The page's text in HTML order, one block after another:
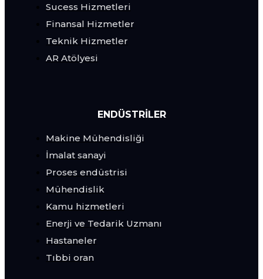
Sucess Hizmetleri
Finansal Hizmetler
Teknik Hizmetler
AR Atölyesi
ENDÜSTRILER
Makine Mühendisliği
İmalat sanayi
Proses endüstrisi
Mühendislik
Kamu hizmetleri
Enerji ve Tedarik Uzmanı
Hastaneler
Tıbbi oran